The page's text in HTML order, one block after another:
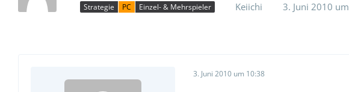
Strategie PC Einzel- & Mehrspieler Keiichi 3. Juni 2010
3. Juni 2010 um 10:38